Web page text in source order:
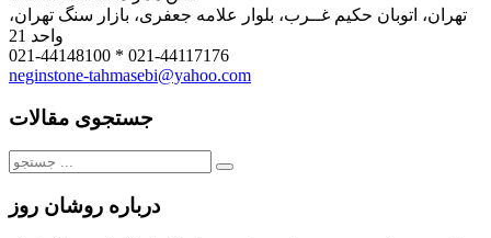
تهران، اتوبان حکیم غــرب، بلوار علامه جعفری، بازار سنگ تهران،
واحد 21
021-44148100 * 021-44117176
neginstone-tahmasebi@yahoo.com
جستجوی مقالات
جستجو
درباره روشان روز